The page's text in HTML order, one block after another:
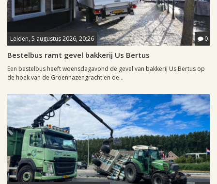
Leiden, 5 augustus 2026, 20:26 0
Bestelbus ramt gevel bakkerij Us Bertus
Een bestelbus heeft woensdagavond de gevel van bakkerij Us Bertus op
de hoek van de Groenhazengracht en de...